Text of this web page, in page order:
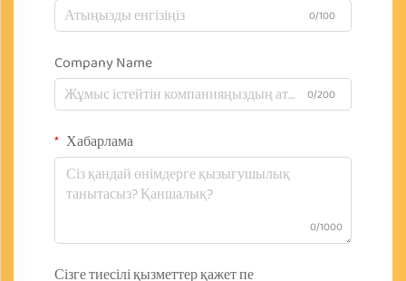
0/100
Company Name
0/200
Хабарлама
0/1000
Сізге тиесілі қызметтер қажет пе